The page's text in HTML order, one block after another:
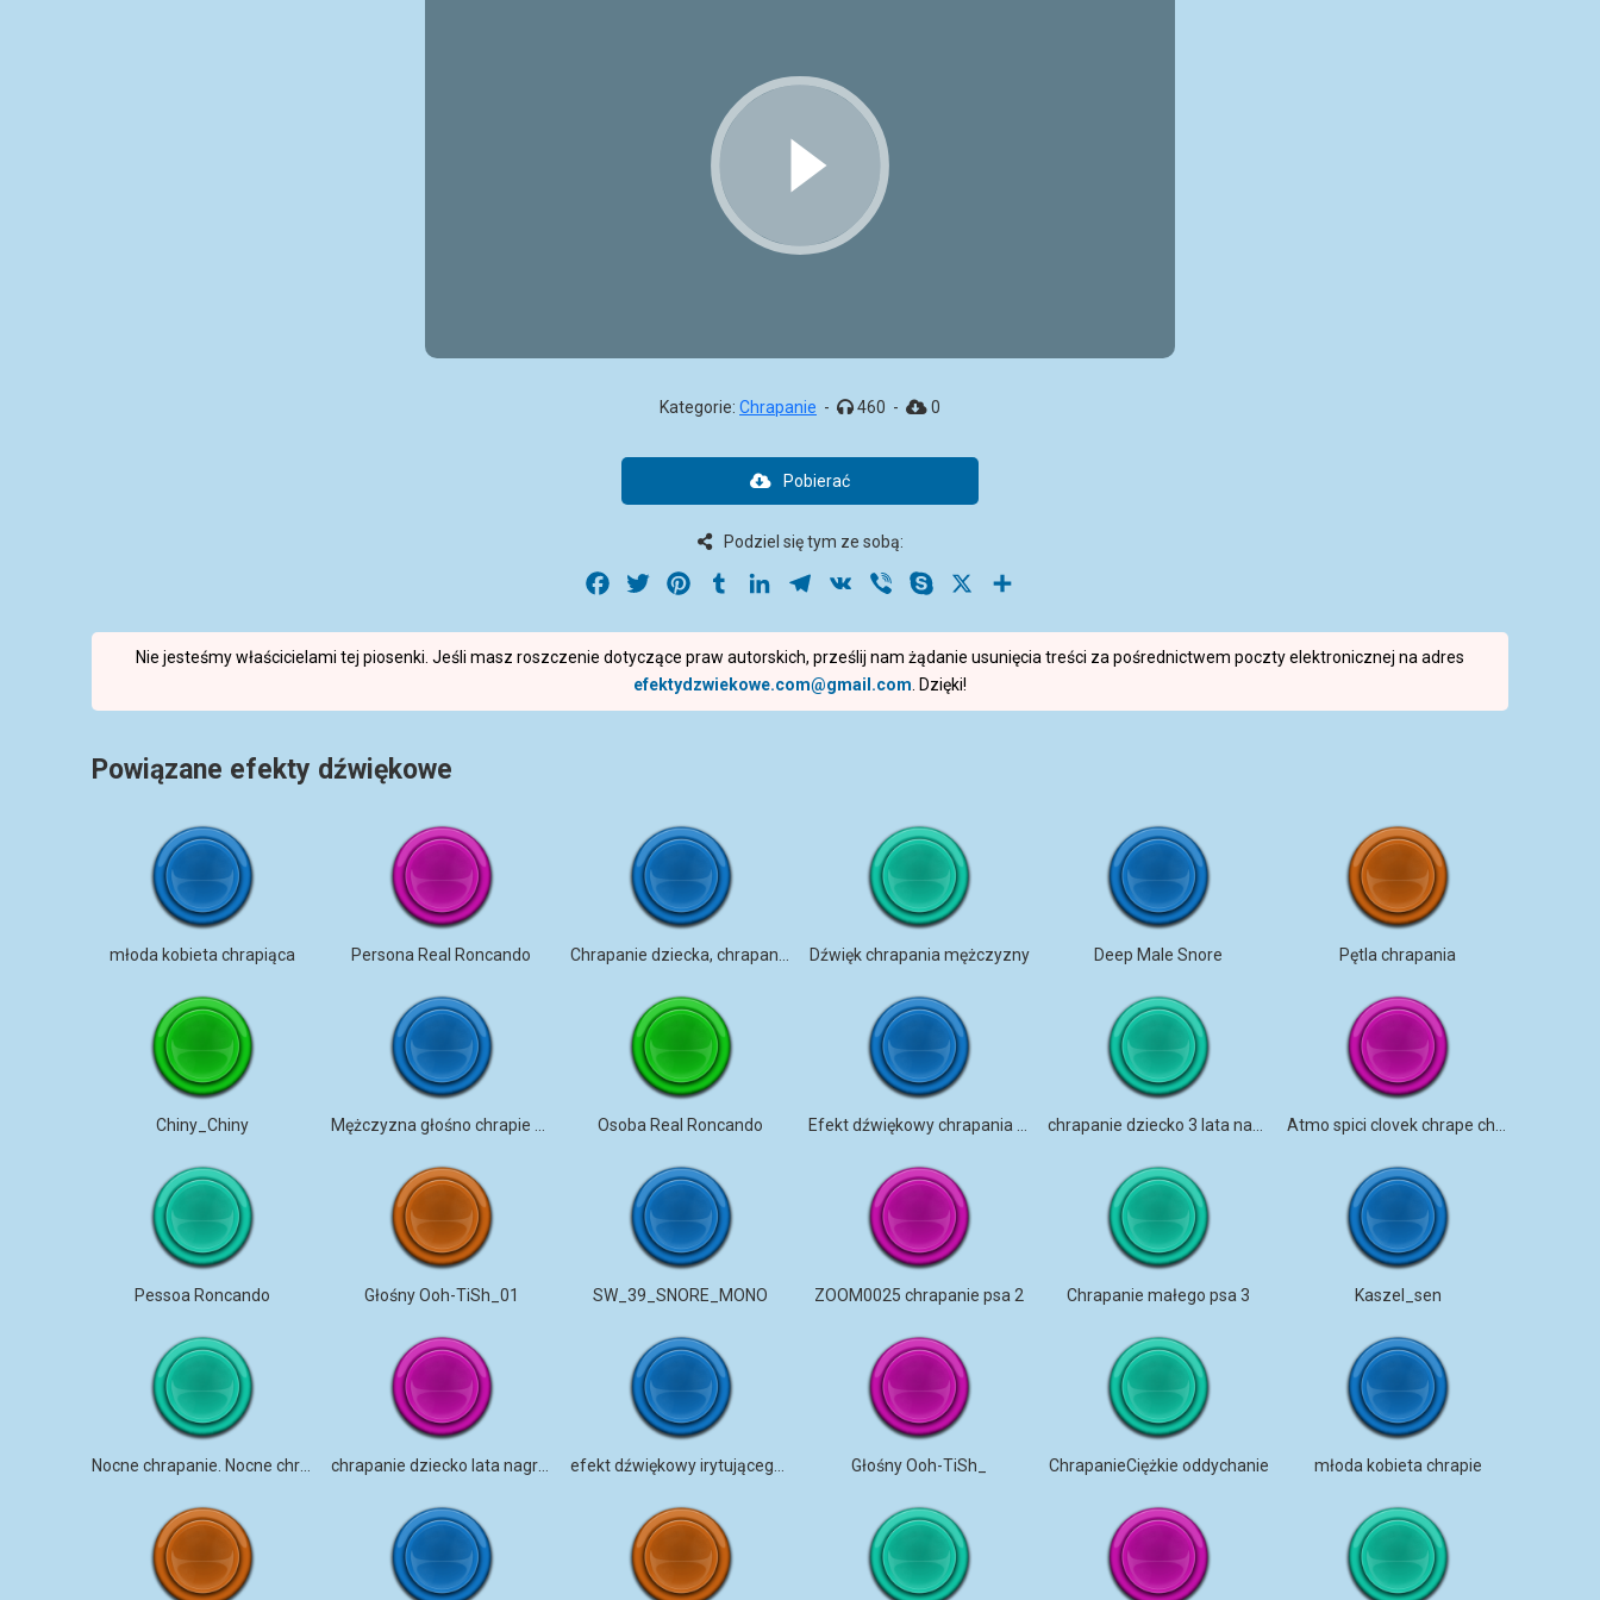
Kategorie: Chrapanie - 460 - 0
Pobierać
Podziel się tym ze sobą:
Facebook
Twitter PinterestTumblrLinkedInTelegram
VK Viber Skype
Nie jesteśmy właścicielami tej piosenki. Jeśli masz roszczenie dotyczące praw autorskich, prześlij nam żądanie usunięcia treści za pośrednictwem poczty elektronicznej na adres
efektydzwiekowe.com@gmail.com . Dzięki!
Powiązane efekty dźwiękowe
młoda kobieta chrapiąca Persona Real Roncando Dźwięk chrapania mężczyzny Deep Male Snore Pętla chrapania
Chiny_Chiny Osoba Real Roncando
Pessoa Roncando Głośny Ooh-TiSh_01 SW_39_SNORE_MONO ZOOM0025 chrapanie psa 2 Chrapanie małego psa 3 Kaszel_sen
chrapanie dziecko lata nagranie terenowe Głośny Ooh-TiSh_ ChrapanieCiężkie oddychanie młoda kobieta chrapie